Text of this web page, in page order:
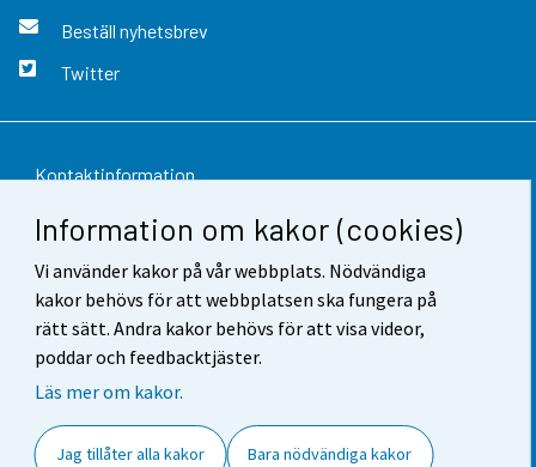
Information om kakor (cookies)
Vi använder kakor på vår webbplats. Nödvändiga
kakor behövs för att webbplatsen ska fungera på
rätt sätt. Andra kakor behövs för att visa videor,
poddar och feedbacktjäster.
Läs mer om kakor.
Jag tillåter alla kakor Bara nödvändiga kakor
Beställ nyhetsbrev
Twitter
Kontaktinformation
Respons
Användarvillkor
Dataskydd
Tillgänglighet
Cookie-inställningar